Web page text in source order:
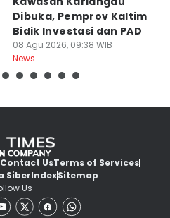
Dibuka, Pemprov Kaltim
Bidik Investasi dan PAD
08 Agu 2026, 09:38 WIB
News
Contact UsTerms of Services
SiberIndexSitemap
Us